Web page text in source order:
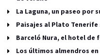
La Laguna, un paseo por
Paisajes al Plato
Barceló Nura, el hotel de
Los últimos almendros